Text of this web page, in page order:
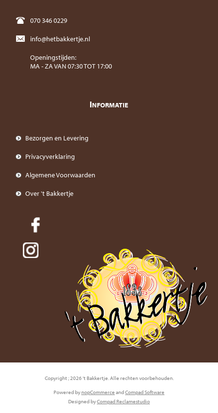
070 346 0229
info@hetbakkertje.nl
Openingstijden:
MA - ZA VAN 07:30 TOT 17:00
INFORMATIE
Bezorgen en Levering
Privacyverklaring
Algemene Voorwaarden
Over 't Bakkertje
Copyright ; 2026 't Bakkertje. Alle rechten voorbehouden.
Powered bynopCommerce andCompad Software
Designed byCompad Reclamestudio